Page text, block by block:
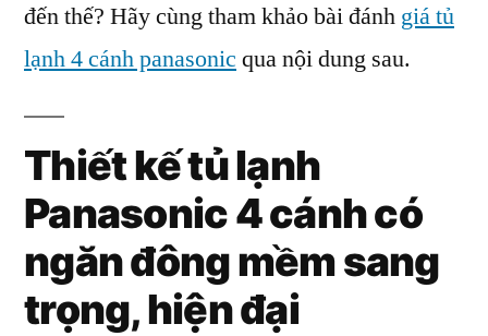
đến thế? Hãy cùng tham khảo bài đánh giá tủ
lạnh 4 cánh panasonic qua nội dung sau.
Thiết kế tủ lạnh
Panasonic 4 cánh có
ngăn đông mềm sang
trọng, hiện đại